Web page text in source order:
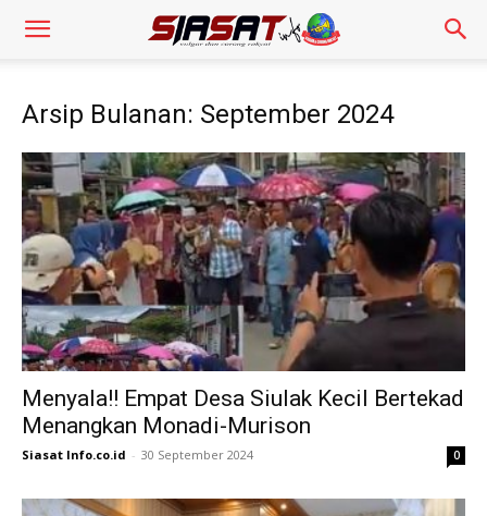
Arsip Bulanan: September 2024
Menyala!! Empat Desa Siulak Kecil Bertekad
Menangkan Monadi-Murison
Siasat Info.co.id - 30 September 2024 0